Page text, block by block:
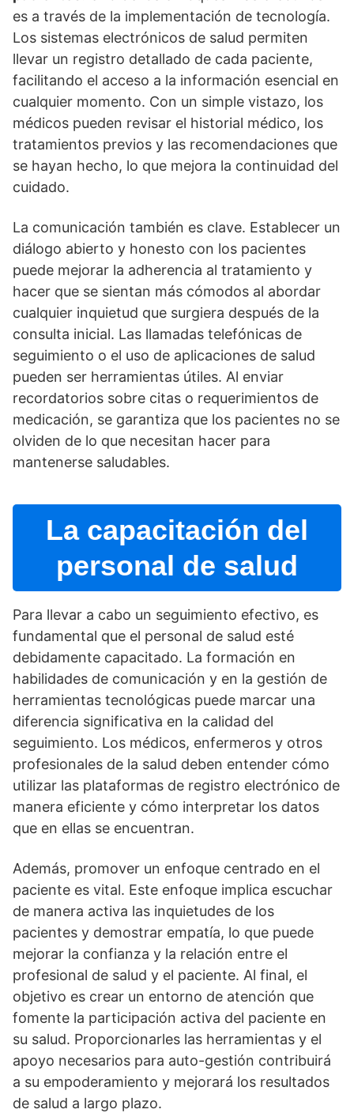
es a través de la implementación de tecnologí­a.
Los sistemas electrónicos de salud permiten
llevar un registro detallado de cada paciente,
facilitando el acceso a la información esencial en
cualquier momento. Con un simple vistazo, los
médicos pueden revisar el historial médico, los
tratamientos previos y las recomendaciones que
se hayan hecho, lo que mejora la continuidad del
cuidado.
La comunicación también es clave. Establecer un
diálogo abierto y honesto con los pacientes
puede mejorar la adherencia al tratamiento y
hacer que se sientan más cómodos al abordar
cualquier inquietud que surgiera después de la
consulta inicial. Las llamadas telefónicas de
seguimiento o el uso de aplicaciones de salud
pueden ser herramientas útiles. Al enviar
recordatorios sobre citas o requerimientos de
medicación, se garantiza que los pacientes no se
olviden de lo que necesitan hacer para
mantenerse saludables.
La capacitación del
personal de salud
Para llevar a cabo un seguimiento efectivo, es
fundamental que el personal de salud esté
debidamente capacitado. La formación en
habilidades de comunicación y en la gestión de
herramientas tecnológicas puede marcar una
diferencia significativa en la calidad del
seguimiento. Los médicos, enfermeros y otros
profesionales de la salud deben entender cómo
utilizar las plataformas de registro electrónico de
manera eficiente y cómo interpretar los datos
que en ellas se encuentran.
Además, promover un enfoque centrado en el
paciente es vital. Este enfoque implica escuchar
de manera activa las inquietudes de los
pacientes y demostrar empatí­a, lo que puede
mejorar la confianza y la relación entre el
profesional de salud y el paciente. Al final, el
objetivo es crear un entorno de atención que
fomente la participación activa del paciente en
su salud. Proporcionarles las herramientas y el
apoyo necesarios para auto-gestión contribuirá
a su empoderamiento y mejorará los resultados
de salud a largo plazo.